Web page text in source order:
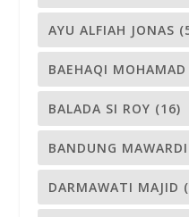
AYU ALFIAH JONAS
BAEHAQI MOHAMAD
BALADA SI ROY (16)
BANDUNG MAWARDI
DARMAWATI MAJID